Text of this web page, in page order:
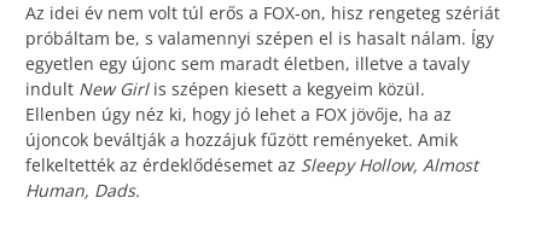
Az idei év nem volt túl erős a FOX-on, hisz rengeteg szériát
próbáltam be, s valamennyi szépen el is hasalt nálam. Így
egyetlen egy újonc sem maradt életben, illetve a tavaly
indult New Girlis szépen kiesett a kegyeim közül.
Ellenben úgy néz ki, hogy jó lehet a FOX jövője, ha az
újoncok beváltják a hozzájuk fűzött reményeket. Amik
felkeltették az érdeklődésemet az Sleepy Hollow, Almost
Human, Dads.